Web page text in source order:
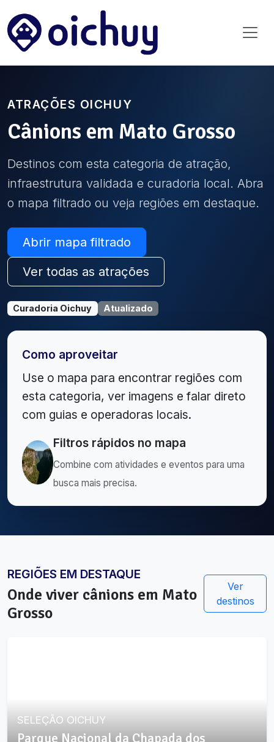
ATRAÇÕES OICHUY
Cânions em Mato Grosso
Destinos com esta categoria de atração,
infraestrutura validada e curadoria local. Abra
o mapa filtrado ou veja regiões em destaque.
Abrir mapa filtrado
Ver todas as atrações
Curadoria Oichuy Atualizado
Como aproveitar
Use o mapa para encontrar regiões com
esta categoria, ver imagens e falar direto
com guias e operadoras locais.
Filtros rápidos no mapa
Combine com atividades e eventos para uma
busca mais precisa.
REGIÕES EM DESTAQUE
Onde viver cânions em Mato
Grosso
Ver
destinos
SELEÇÃO OICHUY
Parque Nacional da Chapada dos